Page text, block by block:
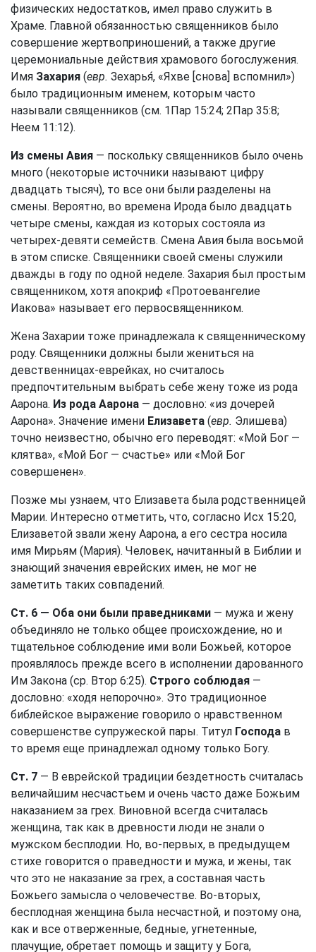
физических недостатков, имел право служить в
Храме. Главной обязанностью священников было
совершение жертвоприношений, а также другие
церемониальные действия храмового богослужения.
Имя Захария (евр. Зехарья́, «Яхве [снова] вспомнил»)
было традиционным именем, которым часто
называли священников (см. 1Пар 15:24; 2Пар 35:8;
Неем 11:12).
Из смены Авия — поскольку священников было очень
много (некоторые источники называют цифру
двадцать тысяч), то все они были разделены на
смены. Вероятно, во времена Ирода было двадцать
четыре смены, каждая из которых состояла из
четырех-девяти семейств. Смена Авия была восьмой
в этом списке. Священники своей смены служили
дважды в году по одной неделе. Захария был простым
священником, хотя апокриф «Протоевангелие
Иакова» называет его первосвященником.
Жена Захарии тоже принадлежала к священническому
роду. Священники должны были жениться на
девственницах-еврейках, но считалось
предпочтительным выбрать себе жену тоже из рода
Аарона. Из рода Аарона — дословно: «из дочерей
Аарона». Значение имени Елизавета (евр. Элишева)
точно неизвестно, обычно его переводят: «Мой Бог —
клятва», «Мой Бог — счастье» или «Мой Бог
совершенен».
Позже мы узнаем, что Елизавета была родственницей
Марии. Интересно отметить, что, согласно Исх 15:20,
Елизаветой звали жену Аарона, а его сестра носила
имя Мирьям (Мария). Человек, начитанный в Библии и
знающий значения еврейских имен, не мог не
заметить таких совпадений.
Ст. 6 — Оба они были праведниками — мужа и жену
объединяло не только общее происхождение, но и
тщательное соблюдение ими воли Божьей, которое
проявлялось прежде всего в исполнении дарованного
Им Закона (ср. Втор 6:25). Строго соблюдая —
дословно: «ходя непорочно». Это традиционное
библейское выражение говорило о нравственном
совершенстве супружеской пары. Титул Господа в
то время еще принадлежал одному только Богу.
Ст. 7 — В еврейской традиции бездетность считалась
величайшим несчастьем и очень часто даже Божьим
наказанием за грех. Виновной всегда считалась
женщина, так как в древности люди не знали о
мужском бесплодии. Но, во-первых, в предыдущем
стихе говорится о праведности и мужа, и жены, так
что это не наказание за грех, а составная часть
Божьего замысла о человечестве. Во-вторых,
бесплодная женщина была несчастной, и поэтому она,
как и все отверженные, бедные, угнетенные,
плачущие, обретает помощь и защиту у Бога,